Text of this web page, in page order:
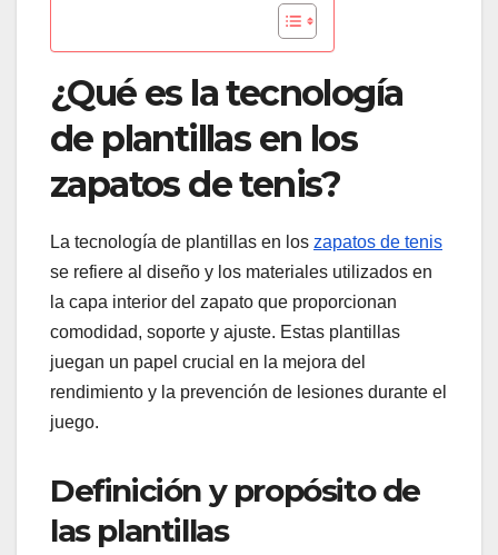
¿Qué es la tecnología
de plantillas en los
zapatos de tenis?
La tecnología de plantillas en los zapatos de tenis
se refiere al diseño y los materiales utilizados en
la capa interior del zapato que proporcionan
comodidad, soporte y ajuste. Estas plantillas
juegan un papel crucial en la mejora del
rendimiento y la prevención de lesiones durante el
juego.
Definición y propósito de
las plantillas